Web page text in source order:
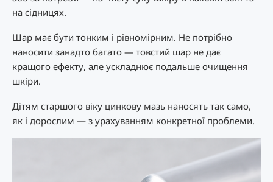
на сідницях.
Шар має бути тонким і рівномірним. Не потрібно
наносити занадто багато — товстий шар не дає
кращого ефекту, але ускладнює подальше очищення
шкіри.
Дітям старшого віку цинкову мазь наносять так само,
як і дорослим — з урахуванням конкретної проблеми.